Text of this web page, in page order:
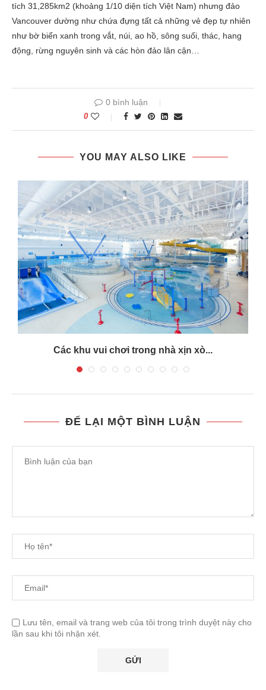
tích 31,285km2 (khoảng 1/10 diện tích Việt Nam) nhưng đảo
Vancouver dường như chứa đựng tất cả những vẻ đẹp tự nhiên
như bờ biển xanh trong vắt, núi, ao hồ, sông suối, thác, hang
động, rừng nguyên sinh và các hòn đảo lân cận…
0 bình luận
0
YOU MAY ALSO LIKE
Các khu vui chơi trong nhà xịn xò...
ĐỂ LẠI MỘT BÌNH LUẬN
Lưu tên, email và trang web của tôi trong trình duyệt này cho
lần sau khi tôi nhận xét.